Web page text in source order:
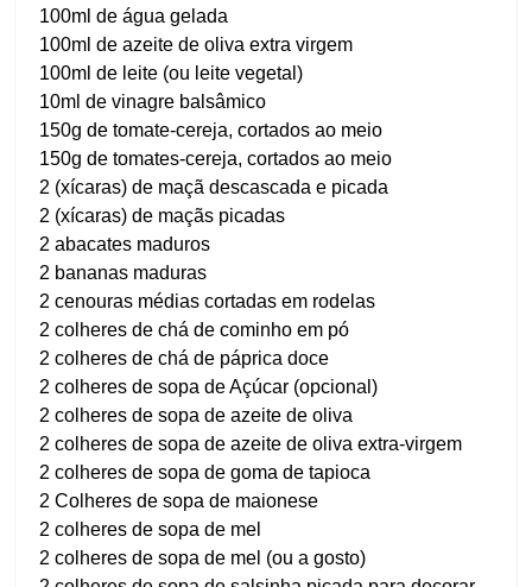
100ml de água gelada
100ml de azeite de oliva extra virgem
100ml de leite (ou leite vegetal)
10ml de vinagre balsâmico
150g de tomate-cereja, cortados ao meio
150g de tomates-cereja, cortados ao meio
2 (xícaras) de maçã descascada e picada
2 (xícaras) de maçãs picadas
2 abacates maduros
2 bananas maduras
2 cenouras médias cortadas em rodelas
2 colheres de chá de cominho em pó
2 colheres de chá de páprica doce
2 colheres de sopa de Açúcar (opcional)
2 colheres de sopa de azeite de oliva
2 colheres de sopa de azeite de oliva extra-virgem
2 colheres de sopa de goma de tapioca
2 Colheres de sopa de maionese
2 colheres de sopa de mel
2 colheres de sopa de mel (ou a gosto)